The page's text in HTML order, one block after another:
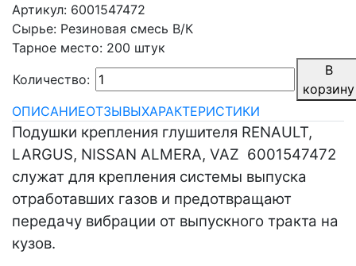
Артикул: 6001547472
Сырье: Резиновая смесь В/К
Тарное место: 200 штук
Количество:
В
корзину
ОПИСАНИЕОТЗЫВЫХАРАКТЕРИСТИКИ
Подушки крепления глушителя RENAULT,
LARGUS, NISSAN ALMERA, VAZ 6001547472
служат для крепления системы выпуска
отработавших газов и предотвращают
передачу вибрации от выпускного тракта на
кузов.